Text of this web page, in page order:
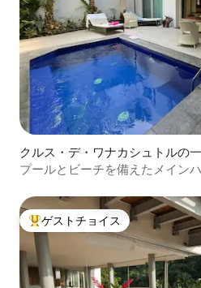
クルス・デ・ワナカシュトルの
プールとビーチを備えたメイン
大好評のゲストチョイスです。
ゲストチョイス